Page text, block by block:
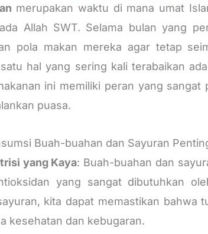
merupakan waktu di mana umat
Allah SWT. Selama bulan yang
pola makan mereka agar tetap
hal yang sering kali terabaikan
ini memiliki peran yang
puasa.
Buah-buahan dan Sayuran
yang Kaya: Buah-buahan dan
yang sangat dibutuhkan
kita dapat memastikan bahwa
kesehatan dan kebugaran.